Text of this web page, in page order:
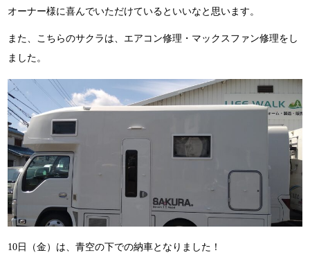
オーナー様に喜んでいただけているといいなと思います。
また、こちらのサクラは、エアコン修理・マックスファン修理をし
ました。
10日（金）は、青空の下での納車となりました！